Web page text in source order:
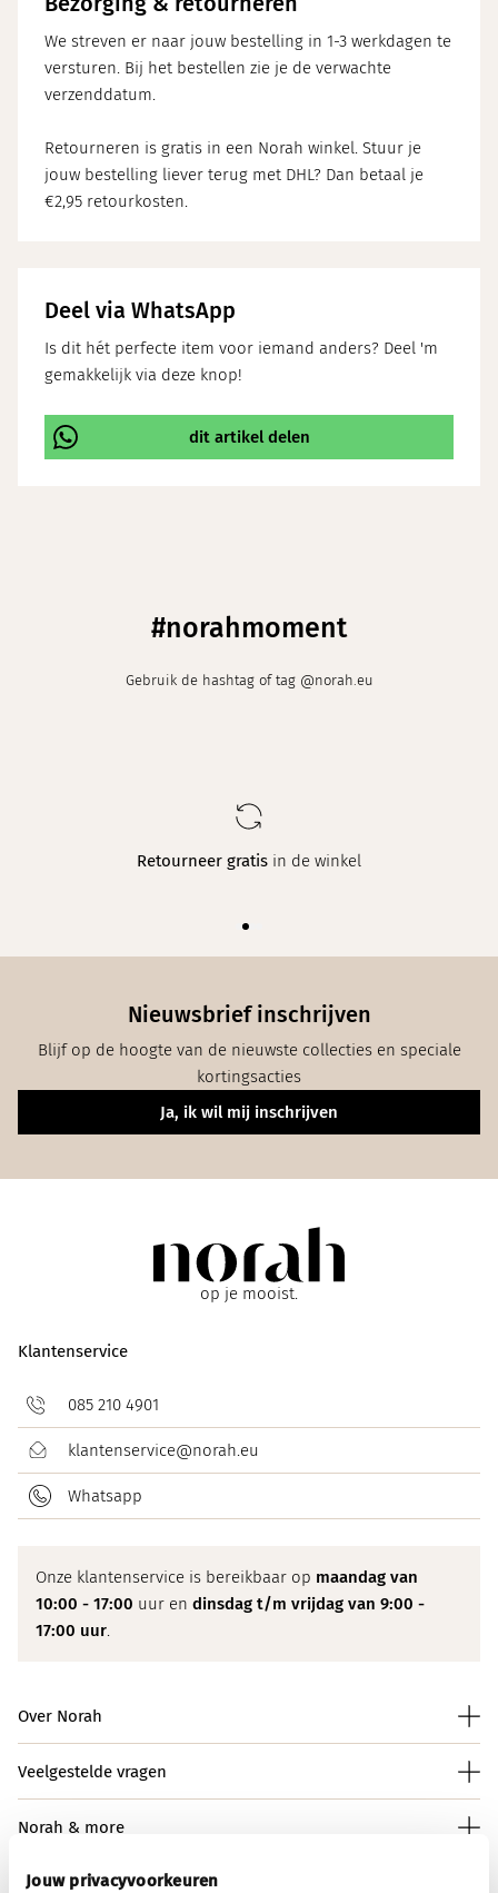
Jouw privacyvoorkeuren
We streven er naar jouw bestelling in 1-3 werkdagen te
versturen. Bij het bestellen zie je de verwachte
verzenddatum.
Retourneren is gratis in een Norah winkel. Stuur je
jouw bestelling liever terug met DHL? Dan betaal je
€2,95 retourkosten.
Deel via WhatsApp
Is dit hét perfecte item voor iemand anders? Deel 'm
gemakkelijk via deze knop!
dit artikel delen
#norahmoment
Gebruik de hashtag of tag @norah.eu
Retourneer gratis in de winkel
Nieuwsbrief inschrijven
Blijf op de hoogte van de nieuwste collecties en speciale
kortingsacties
Ja, ik wil mij inschrijven
op je mooist.
Klantenservice
085 210 4901
klantenservice@norah.eu
Whatsapp
Onze klantenservice is bereikbaar op maandag van
10:00 - 17:00 uur en dinsdag t/m vrijdag van 9:00 -
17:00 uur.
Over Norah
Veelgestelde vragen
Norah & more